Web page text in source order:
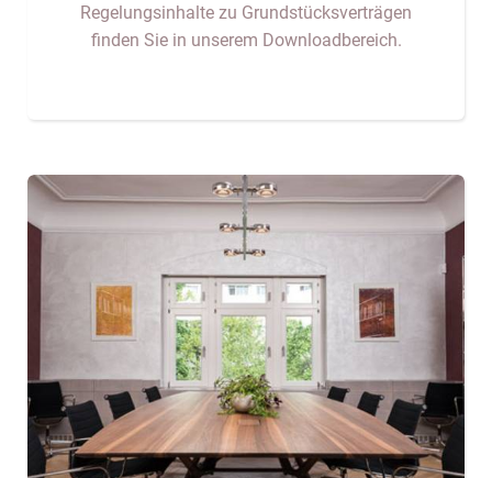
Regelungsinhalte zu Grundstücksverträgen
finden Sie in unserem Downloadbereich.